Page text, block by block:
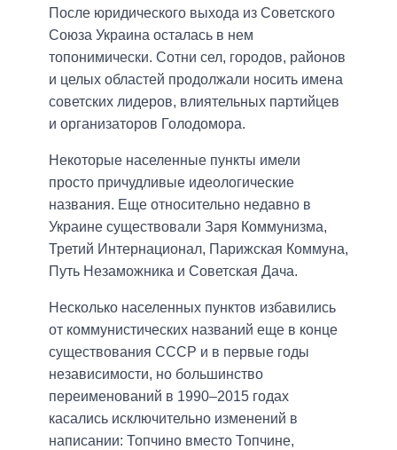
После юридического выхода из Советского
Союза Украина осталась в нем
топонимически. Сотни сел, городов, районов
и целых областей продолжали носить имена
советских лидеров, влиятельных партийцев
и организаторов Голодомора.
Некоторые населенные пункты имели
просто причудливые идеологические
названия. Еще относительно недавно в
Украине существовали Заря Коммунизма,
Третий Интернационал, Парижская Коммуна,
Путь Незаможника и Советская Дача.
Несколько населенных пунктов избавились
от коммунистических названий еще в конце
существования СССР и в первые годы
независимости, но большинство
переименований в 1990–2015 годах
касались исключительно изменений в
написании: Топчино вместо Топчине,